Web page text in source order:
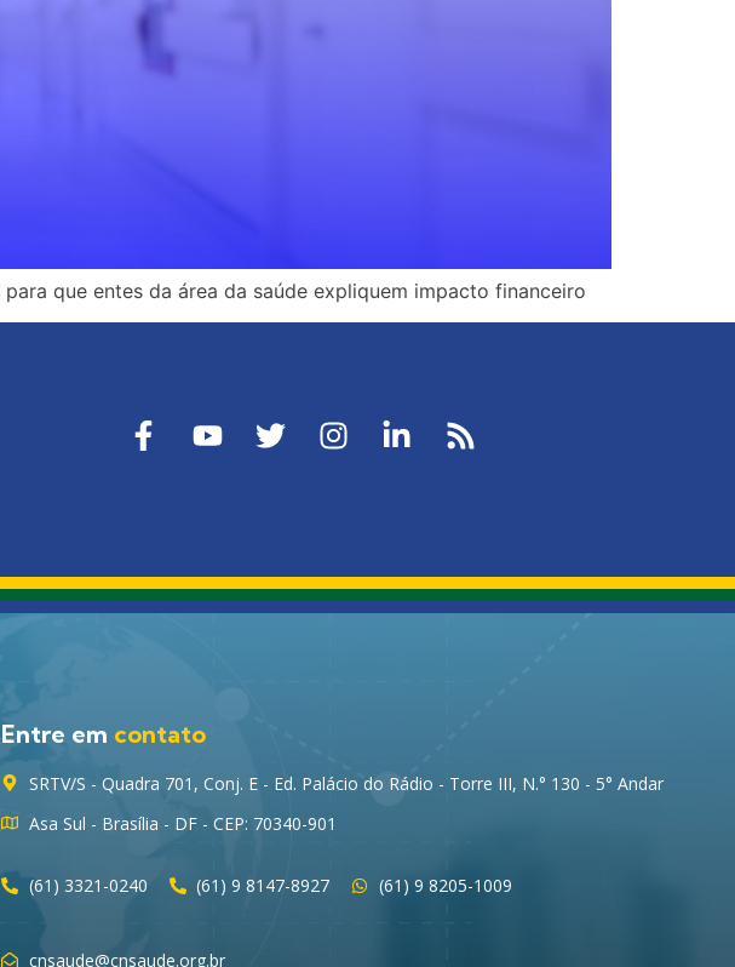
que entes da área da saúde expliquem impacto financeiro
Entre em contato
SRTV/S - Quadra 701, Conj. E - Ed. Palácio do Rádio - Torre III, N.° 130 - 5° Andar
Asa Sul - Brasília - DF - CEP: 70340-901
(61) 3321-0240 (61) 9 8147-8927 (61) 9 8205-1009
cnsaude@cnsaude.org.br